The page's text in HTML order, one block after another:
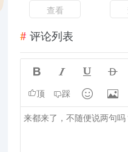
查看
评论列表
   
顶 踩  